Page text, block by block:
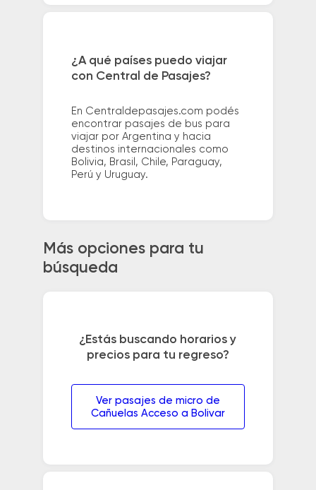
¿A qué países puedo viajar
con Central de Pasajes?
En Centraldepasajes.com podés
encontrar pasajes de bus para
viajar por Argentina y hacia
destinos internacionales como
Bolivia, Brasil, Chile, Paraguay,
Perú y Uruguay.
Más opciones para tu
búsqueda
¿Estás buscando horarios y
precios para tu regreso?
Ver pasajes de micro de
Cañuelas Acceso a Bolivar